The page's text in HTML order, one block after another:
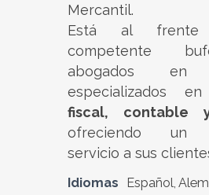
Mercantil.
Está al
competente
abogados en
especializados
fiscal, contable
ofreciendo un
servicio a sus
Idiomas
Español,